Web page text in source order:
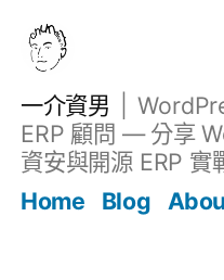
一介資男
ERP 顧問 — 分享
資安與開源 ERP 實
Home
Blog
文章